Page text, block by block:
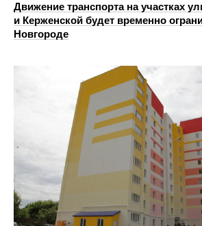
Движение транспорта на участках
и Керженской будет временно
Новгороде